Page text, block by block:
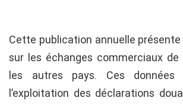
Cette publication annuelle
sur les échanges commerciaux de
les autres pays. Ces données
l’exploitation des déclarations